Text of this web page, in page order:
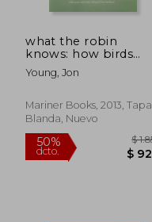
dcto.
what the robin
knows: how birds
reveal the secrets of
the natural world (en
Young, Jon
Mariner Books, 2013, Tapa
Blanda, Nuevo